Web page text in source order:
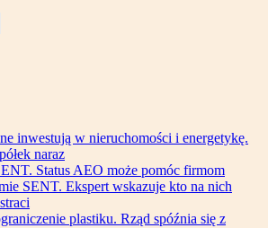
inwestują w nieruchomości i energetykę.
naraz
Status AEO może pomóc firmom
SENT. Ekspert wskazuje kto na nich
plastiku. Rząd spóźnia się z